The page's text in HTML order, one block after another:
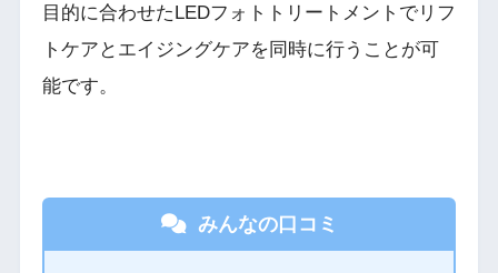
目的に合わせたLEDフォトトリートメントでリフ
トケアとエイジングケアを同時に行うことが可
能です。
みんなの口コミ